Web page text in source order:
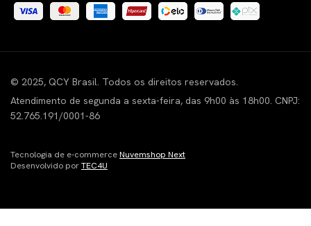
© 2025, QCY Brasil. Todos os direitos reservados.
Atendimento de segunda a sexta-feira, das 9h00 às 18h00. CNPJ:
52.765.191/0001-86
Tecnologia de e-commerceNuvemshop Next
Desenvolvido porTEC4U